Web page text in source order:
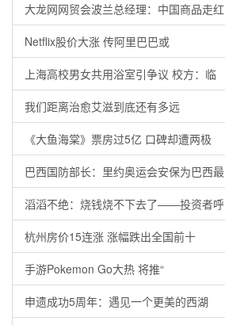
大龙网网贸会波兰总经理：中国商品走红
Netflix股价大涨 传阿里巴巴或
上海高校男女共用浴室引争议 校方：临
我们距离治愈艾滋到底还有多远
《大鱼海棠》票房过5亿 口碑却遭两极
巴西国防部长：里约奥运会安保为巴西最
滔滔不绝：烧钱烧不下去了——投资者呼
杭州房价15连涨 涨幅跌出全国前十
手游Pokemon Go大热 将推“
申遗成功5周年：遇见一个更美的西湖